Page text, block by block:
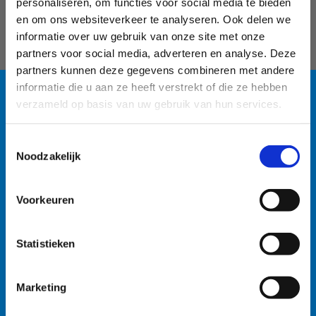
en om ons websiteverkeer te analyseren. Ook delen we
informatie over uw gebruik van onze site met onze
partners voor social media, adverteren en analyse. Deze
partners kunnen deze gegevens combineren met andere
informatie die u aan ze heeft verstrekt of die ze hebben
verzameld op basis van uw gebruik van hun services.
Noodzakelijk
Voorkeuren
Statistieken
Marketing
watersportbaan
🚫 Helaas is er blauwalg vastgesteld in onze
watersportbaan. Dit betekent dat er vanaf nu een
recreatieverbod geldt. 🛶 Roeien, kajakken en zeilen
wordt afgeraden, maar kunnen mits volgende
na elke training. • Boten goed afspoelen na elke
training. • Niet in de drijflaag varen. • Niet voor
Beroepssituatie*
Student
Zelfstandige
Werknemer voltijds
Werknemer deeltijds
Werkloze
S.W.T.
Wettelijk gepensioneerd
Verlof zonder wedde